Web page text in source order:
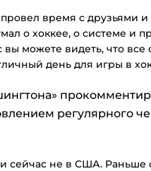
время с друзьями и
о хоккее, о системе и
вы можете видеть, что все
день для игры в
регулярного
сейчас не в США. Раньше